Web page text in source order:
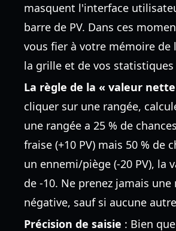
masquent l'interface
barre de PV. Dans ces
vous fier à votre mémoire de
la grille et de vos statistiques
La règle de la « valeur
cliquer sur une rangée,
une rangée a 25 % de
fraise (+10 PV) mais 50 % de
un ennemi/piège (-20 PV), la
de -10. Ne prenez jamais une
négative, sauf si aucune
Précision de saisie : Bien